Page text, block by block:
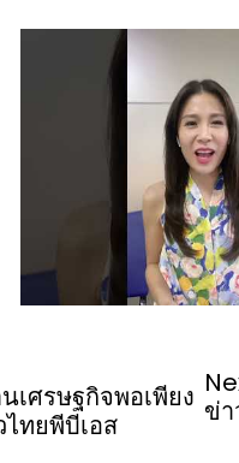
เศรษฐกิจพอเพียง
ทยพีบีเอส
ข่